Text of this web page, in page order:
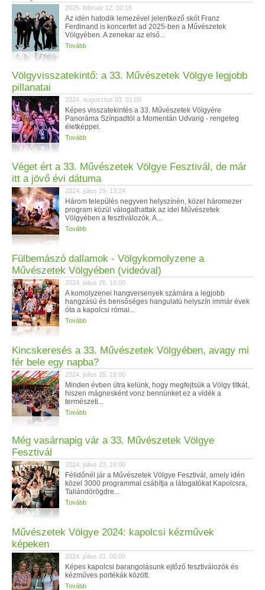
2025. február 12. 00:15
Az idén hatodik lemezével jelentkező skót Franz
Ferdinand is koncertet ad 2025-ben a Művészetek
Völgyében. A zenekar az első...
Tovább
Völgyvisszatekintő: a 33. Művészetek Völgye legjobb
pillanatai
2024. augusztus 03. 01:00
Képes visszatekintés a 33. Művészetek Völgyére
Panoráma Színpadtól a Momentán Udvarig - rengeteg
életképpel.
Tovább
Véget ért a 33. Művészetek Völgye Fesztivál, de már
itt a jövő évi dátuma
2024. július 29. 13:24
Három település negyven helyszínén, közel háromezer
program közül válogathattak az idei Művészetek
Völgyében a fesztiválozók. A...
Tovább
Fülbemászó dallamok - Völgykomolyzene a
Művészetek Völgyében (videóval)
2024. július 26. 18:00
A komolyzenei hangversenyek számára a legjobb
hangzású és bensőséges hangulatú helyszín immár évek
óta a kapolcsi római...
Tovább
Kincskeresés a 33. Művészetek Völgyében, avagy mi
fér bele egy napba?
2024. július 25. 18:00
Minden évben útra kelünk, hogy megfejtsük a Völgy titkát,
hiszen mágnesként vonz bennünket ez a vidék a
természeti...
Tovább
Még vasárnapig vár a 33. Művészetek Völgye
Fesztivál
2024. július 23. 16:00
Félidőnél jár a Művészetek Völgye Fesztivál, amely idén
közel 3000 programmal csábítja a látogatókat Kapolcsra,
Taliándörögdre...
Tovább
Művészetek Völgye 2024: kapolcsi kézművek
képeken
2024. július 21. 02:00
Képes kapolcsi barangolásunk ejtőző fesztiválozók és
kézműves portékák között.
Tovább